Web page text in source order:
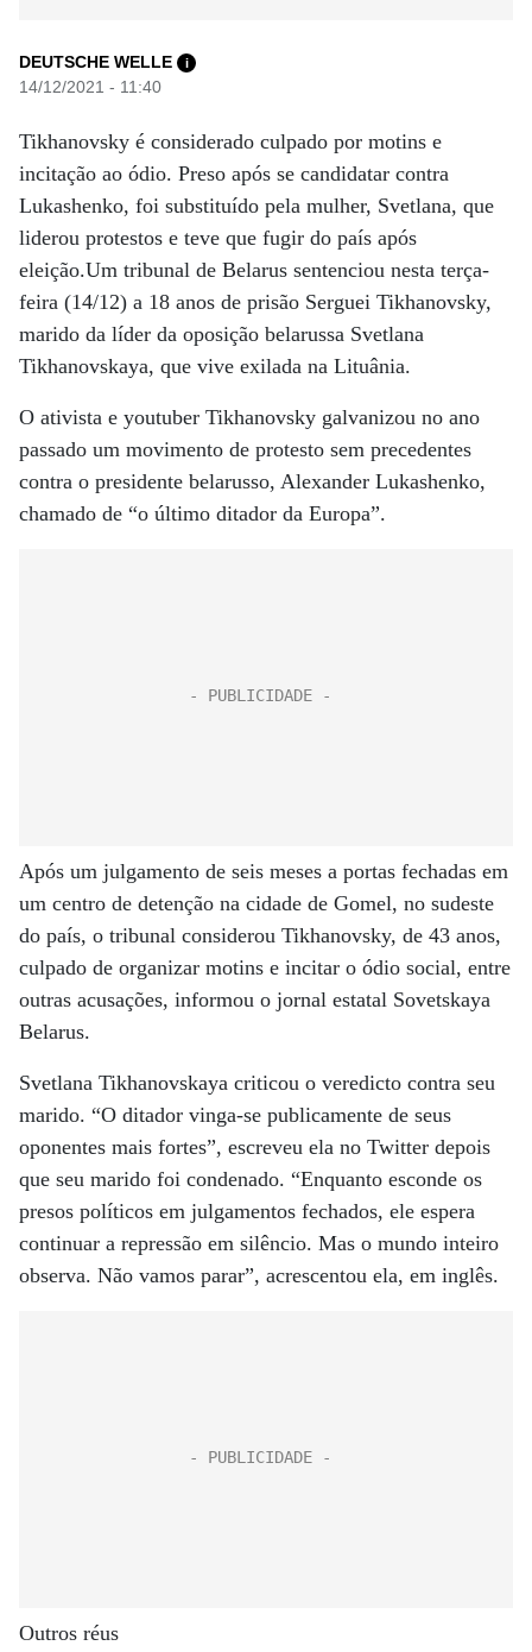
DEUTSCHE WELLE i
14/12/2021 - 11:40
Tikhanovsky é considerado culpado por motins e
incitação ao ódio. Preso após se candidatar contra
Lukashenko, foi substituído pela mulher, Svetlana, que
liderou protestos e teve que fugir do país após
eleição.Um tribunal de Belarus sentenciou nesta terça-
feira (14/12) a 18 anos de prisão Serguei Tikhanovsky,
marido da líder da oposição belarussa Svetlana
Tikhanovskaya, que vive exilada na Lituânia.
O ativista e youtuber Tikhanovsky galvanizou no ano
passado um movimento de protesto sem precedentes
contra o presidente belarusso, Alexander Lukashenko,
chamado de “o último ditador da Europa”.
Após um julgamento de seis meses a portas fechadas em
um centro de detenção na cidade de Gomel, no sudeste
do país, o tribunal considerou Tikhanovsky, de 43 anos,
culpado de organizar motins e incitar o ódio social, entre
outras acusações, informou o jornal estatal Sovetskaya
Belarus.
Svetlana Tikhanovskaya criticou o veredicto contra seu
marido. “O ditador vinga-se publicamente de seus
oponentes mais fortes”, escreveu ela no Twitter depois
que seu marido foi condenado. “Enquanto esconde os
presos políticos em julgamentos fechados, ele espera
continuar a repressão em silêncio. Mas o mundo inteiro
observa. Não vamos parar”, acrescentou ela, em inglês.
Outros réus